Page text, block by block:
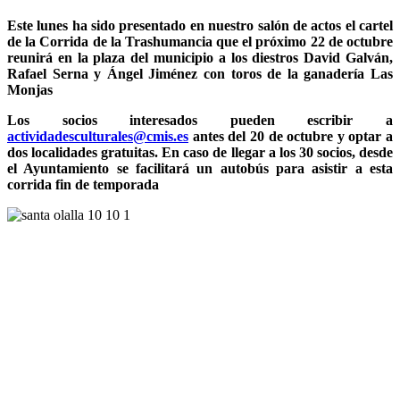
Este lunes ha sido presentado en nuestro salón de actos el cartel
de la Corrida de la Trashumancia que el próximo 22 de octubre
reunirá en la plaza del municipio a los diestros David Galván,
Rafael Serna y Ángel Jiménez con toros de la ganadería Las
Monjas
Los socios interesados pueden escribir a
actividadesculturales@cmis.es antes del 20 de octubre y optar a
dos localidades gratuitas. En caso de llegar a los 30 socios, desde
el Ayuntamiento se facilitará un autobús para asistir a esta
corrida fin de temporada